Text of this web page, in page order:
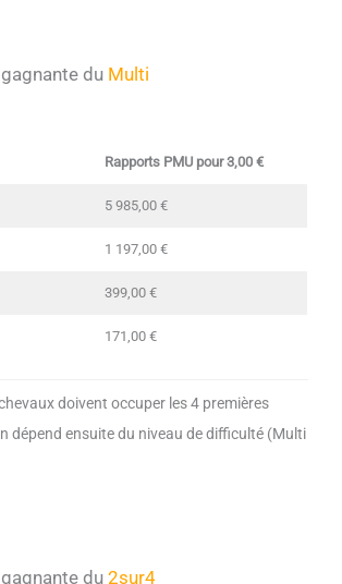
du Multi
Rapports PMU pour 3,00 €
5 985,00 €
1 197,00 €
399,00 €
171,00 €
doivent occuper les 4 premières
dépend ensuite du niveau de difficulté (Multi
du2sur4